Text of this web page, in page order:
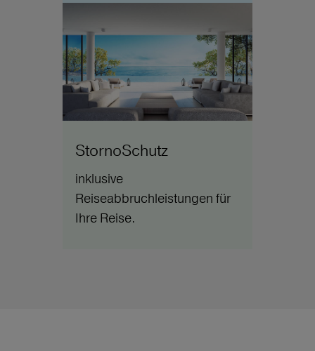
StornoSchutz
inklusive
Reiseabbruchleistungen für
Ihre Reise.